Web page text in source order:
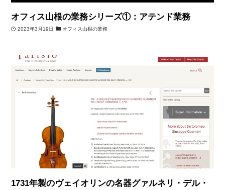
オフィス山根の業務シリーズ①：アテンド業務
2023年3月19日 オフィス山根の業務
1731年製のヴェイオリンの名器グァルネリ・デル・